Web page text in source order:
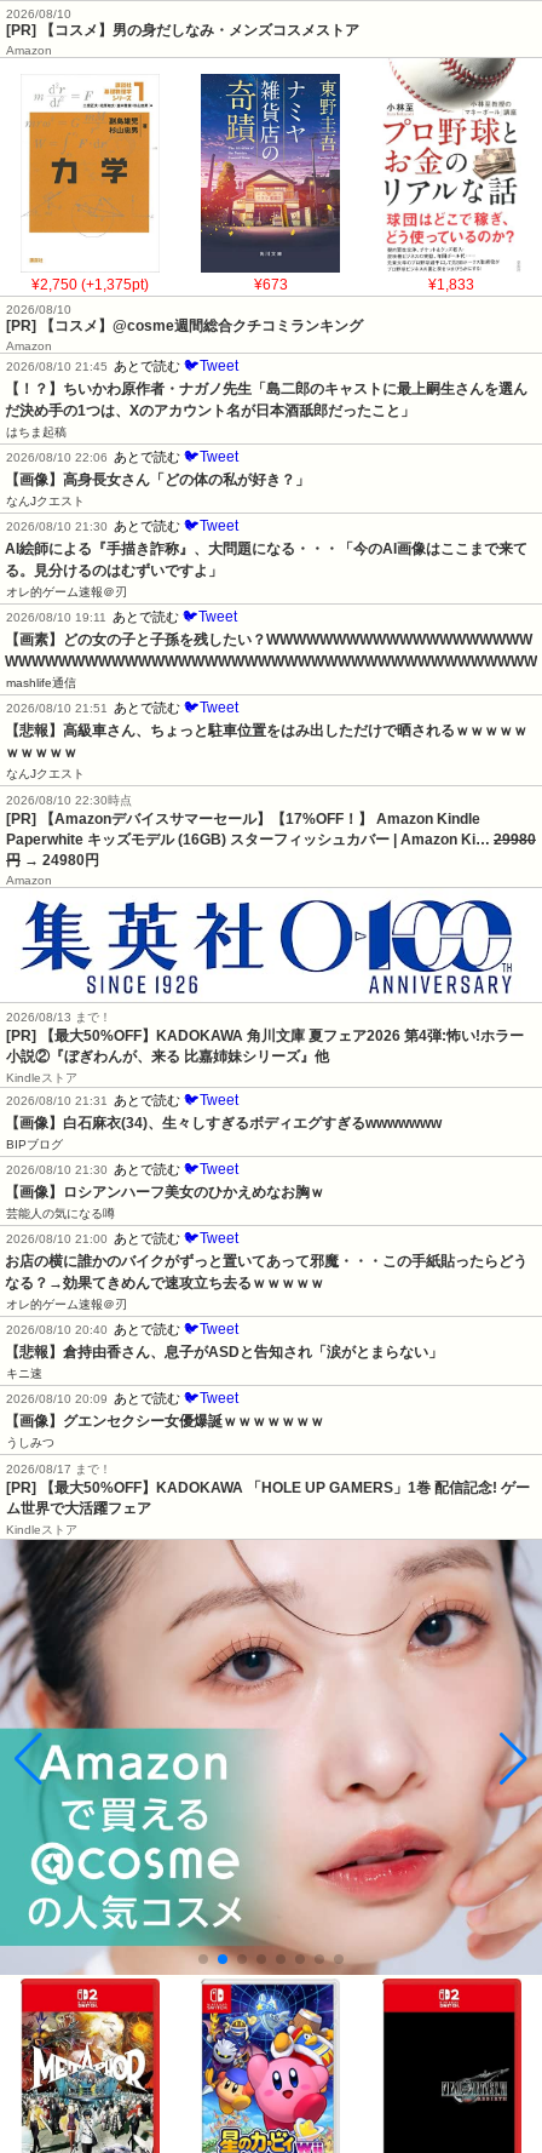
2026/08/10
[PR] 【コスメ】男の身だしなみ・メンズコスメストア
Amazon
¥2,750 (+1,375pt) ¥673 ¥1,833
2026/08/10
[PR] 【コスメ】@cosme週間総合クチコミランキング
Amazon
2026/08/10 21:45
あとで読む 🐦Tweet
【！？】ちいかわ原作者・ナガノ先生「島二郎のキャストに最上嗣生さんを選ん
だ決め手の1つは、Xのアカウント名が日本酒舐郎だったこと」
はちま起稿
2026/08/10 22:06
あとで読む 🐦Tweet
【画像】高身長女さん「どの体の私が好き？」
なんJクエスト
2026/08/10 21:30
あとで読む 🐦Tweet
AI絵師による『手描き詐称』、大問題になる・・・「今のAI画像はここまで来て
る。見分けるのはむずいですよ」
オレ的ゲーム速報＠刃
2026/08/10 19:11
あとで読む 🐦Tweet
【画素】どの女の子と子孫を残したい？WWWWWWWWWWWWWWWWWWWW
WWWWWWWWWWWWWWWWWWWWWWWWWWWWWWWWWWWWWWWW
mashlife通信
2026/08/10 21:51
あとで読む 🐦Tweet
【悲報】高級車さん、ちょっと駐車位置をはみ出しただけで晒されるｗｗｗｗｗ
ｗｗｗｗｗ
なんJクエスト
2026/08/10 22:30時点
[PR] 【Amazonデバイスサマーセール】【17%OFF！】 Amazon Kindle
Paperwhite キッズモデル (16GB) スターフィッシュカバー | Amazon Ki… 29980
円 → 24980円
Amazon
2026/08/13 まで！
[PR] 【最大50%OFF】KADOKAWA 角川文庫 夏フェア2026 第4弾:怖い!ホラー
小説②『ぼぎわんが、来る 比嘉姉妹シリーズ』他
Kindleストア
2026/08/10 21:31 あとで読む 🐦Tweet
【画像】白石麻衣(34)、生々しすぎるボディエグすぎるwwwwwww
BIPブログ
2026/08/10 21:30 あとで読む 🐦Tweet
【画像】ロシアンハーフ美女のひかえめなお胸ｗ
芸能人の気になる噂
2026/08/10 21:00 あとで読む 🐦Tweet
お店の横に誰かのバイクがずっと置いてあって邪魔・・・この手紙貼ったらどう
なる？→効果てきめんで速攻立ち去るｗｗｗｗｗ
オレ的ゲーム速報＠刃
2026/08/10 20:40 あとで読む 🐦Tweet
【悲報】倉持由香さん、息子がASDと告知され「涙がとまらない」
キニ速
2026/08/10 20:09 あとで読む 🐦Tweet
【画像】グエンセクシー女優爆誕ｗｗｗｗｗｗｗ
うしみつ
2026/08/17 まで！
[PR] 【最大50%OFF】KADOKAWA 「HOLE UP GAMERS」1巻 配信記念! ゲー
ム世界で大活躍フェア
Kindleストア